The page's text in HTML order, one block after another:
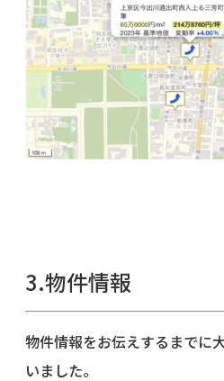
3.物件情報
物件情報をお伝えするまでに
いました。